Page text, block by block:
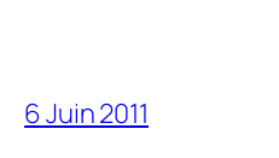
6 Juin 2011